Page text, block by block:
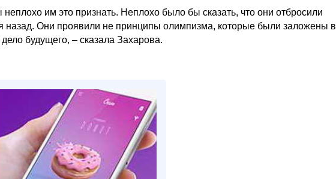
им это признать. Неплохо было бы сказать, что они отбросили
назад. Они проявили не принципы олимпизма, которые были заложены в
будущего, – сказала Захарова.